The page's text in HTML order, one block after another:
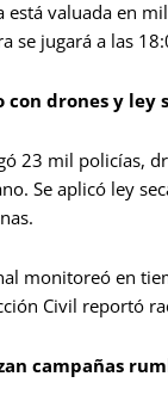
está valuada en
se jugará a las
drones y ley
23 mil policías,
Se aplicó ley
monitoreó en
Civil reportó
campañas